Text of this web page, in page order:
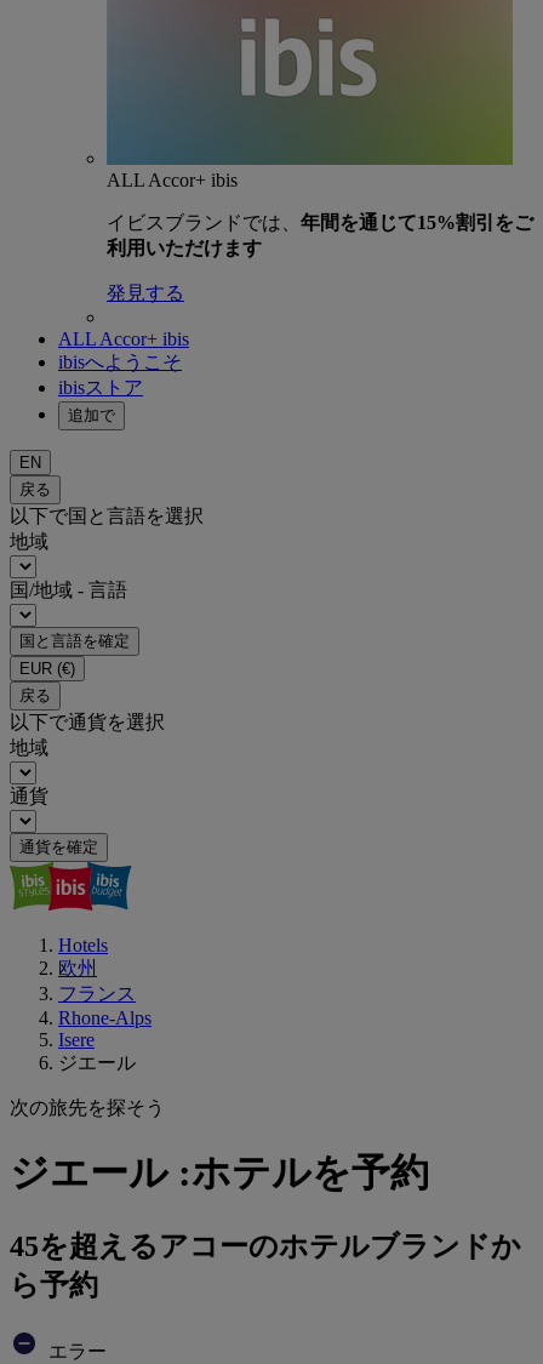
ALL Accor+ ibis
イビスブランドでは、 年間を通じて15%割引をご
利用いただけます
発見する
ALL Accor+ ibis
ibisへようこそ
ibisストア
追加で
EN
戻る
以下で国と言語を選択
地域
国/地域 - 言語
国と言語を確定
EUR (€)
戻る
以下で通貨を選択
地域
通貨
通貨を確定
Hotels
欧州
フランス
Rhone-Alps
Isere
ジエール
次の旅先を探そう
ジエール :ホテルを予約
45を超えるアコーのホテルブランドか
ら予約
エラー